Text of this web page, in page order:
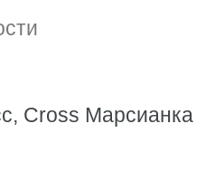
Cross Марсианка